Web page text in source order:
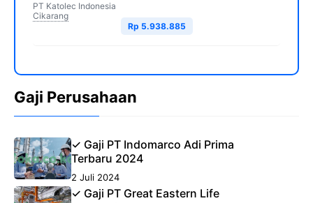
PT Katolec Indonesia
Cikarang
Rp 5.938.885
Gaji Perusahaan
✓ Gaji PT Indomarco Adi Prima
Terbaru 2024
2 Juli 2024
✓ Gaji PT Great Eastern Life